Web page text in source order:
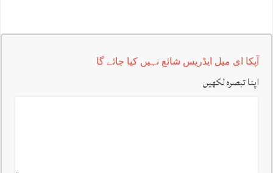
آپکا ای میل ایڈریس شائع نہیں کیا جائے گا
اپنا تبصرہ لکھیں